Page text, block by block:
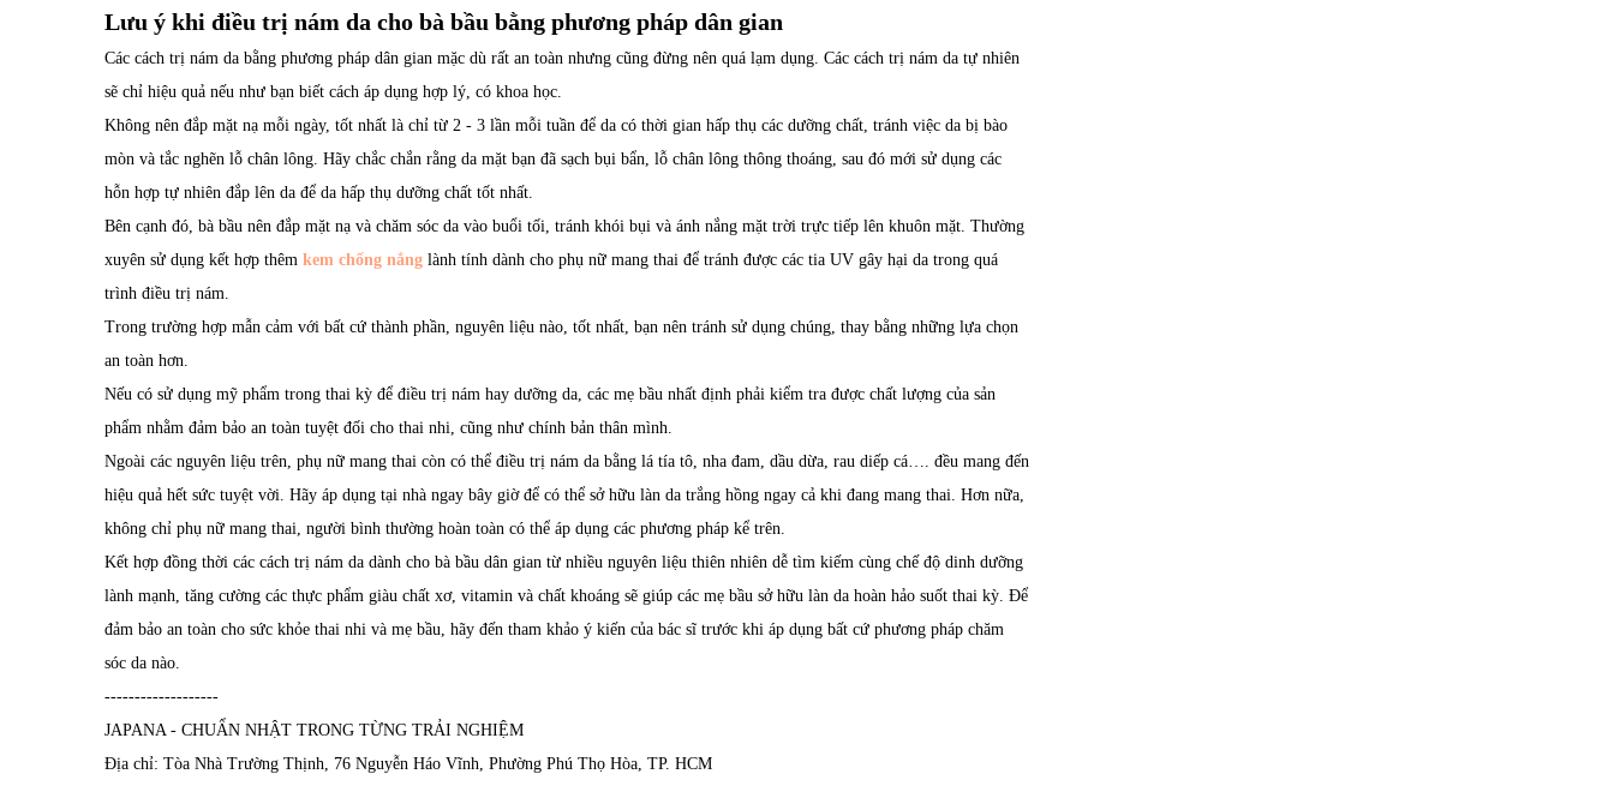
Lưu ý khi điều trị nám da cho bà bầu bằng phương pháp dân gian
Các cách trị nám da bằng phương pháp dân gian mặc dù rất an toàn nhưng cũng đừng nên quá lạm dụng. Các cách trị nám da tự nhiên
sẽ chỉ hiệu quả nếu như bạn biết cách áp dụng hợp lý, có khoa học.
Không nên đắp mặt nạ mỗi ngày, tốt nhất là chỉ từ 2 - 3 lần mỗi tuần để da có thời gian hấp thụ các dưỡng chất, tránh việc da bị bào
mòn và tắc nghẽn lỗ chân lông. Hãy chắc chắn rằng da mặt bạn đã sạch bụi bẩn, lỗ chân lông thông thoáng, sau đó mới sử dụng các
hỗn hợp tự nhiên đắp lên da để da hấp thụ dưỡng chất tốt nhất.
Bên cạnh đó, bà bầu nên đắp mặt nạ và chăm sóc da vào buổi tối, tránh khói bụi và ánh nắng mặt trời trực tiếp lên khuôn mặt. Thường
xuyên sử dụng kết hợp thêm kem chống nắng lành tính dành cho phụ nữ mang thai để tránh được các tia UV gây hại da trong quá
trình điều trị nám.
Trong trường hợp mẫn cảm với bất cứ thành phần, nguyên liệu nào, tốt nhất, bạn nên tránh sử dụng chúng, thay bằng những lựa chọn
an toàn hơn.
Nếu có sử dụng mỹ phẩm trong thai kỳ để điều trị nám hay dưỡng da, các mẹ bầu nhất định phải kiểm tra được chất lượng của sản
phẩm nhằm đảm bảo an toàn tuyệt đối cho thai nhi, cũng như chính bản thân mình.
Ngoài các nguyên liệu trên, phụ nữ mang thai còn có thể điều trị nám da bằng lá tía tô, nha đam, dầu dừa, rau diếp cá…. đều mang đến
hiệu quả hết sức tuyệt vời. Hãy áp dụng tại nhà ngay bây giờ để có thể sở hữu làn da trắng hồng ngay cả khi đang mang thai. Hơn nữa,
không chỉ phụ nữ mang thai, người bình thường hoàn toàn có thể áp dụng các phương pháp kể trên.
Kết hợp đồng thời các cách trị nám da dành cho bà bầu dân gian từ nhiều nguyên liệu thiên nhiên dễ tìm kiếm cùng chế độ dinh dưỡng
lành mạnh, tăng cường các thực phẩm giàu chất xơ, vitamin và chất khoáng sẽ giúp các mẹ bầu sở hữu làn da hoàn hảo suốt thai kỳ. Để
đảm bảo an toàn cho sức khỏe thai nhi và mẹ bầu, hãy đến tham khảo ý kiến của bác sĩ trước khi áp dụng bất cứ phương pháp chăm
sóc da nào.
-------------------
JAPANA - CHUẨN NHẬT TRONG TỪNG TRẢI NGHIỆM
Địa chỉ: Tòa Nhà Trường Thịnh, 76 Nguyễn Háo Vĩnh, Phường Phú Thọ Hòa, TP. HCM